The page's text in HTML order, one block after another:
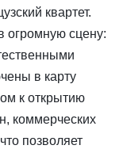
квартет.
огромную сцену:
в карту
к открытию
коммерческих
позволяет